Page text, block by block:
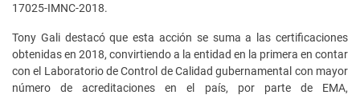
17025-IMNC-2018.
Tony Gali destacó que esta acción se suma a las certificaciones
obtenidas en 2018, convirtiendo a la entidad en la primera en contar
con el Laboratorio de Control de Calidad gubernamental con mayor
número de acreditaciones en el país, por parte de EMA,